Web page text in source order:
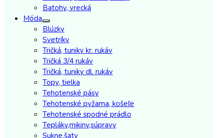
Batohy, vrecká
Móda
Blúzky
Svetríky
Tričká, tuniky kr. rukáv
Tričká 3/4 rukáv
Tričká, tuniky dl. rukáv
Topy, tielka
Tehotenské pásy
Tehotenské pyžama, košeľe
Tehotenské spodné prádlo
Tepláky,mikiny,súpravy
Sukne,šaty